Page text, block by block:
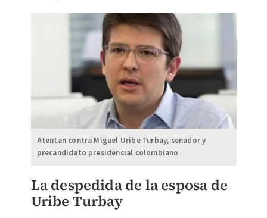
Atentan contra Miguel Uribe Turbay, senador y
precandidato presidencial colombiano
La despedida de la esposa de
Uribe Turbay